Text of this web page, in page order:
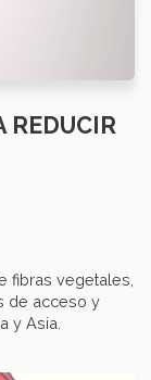
REDUCIR
fibras vegetales,
de acceso y
y Asia.